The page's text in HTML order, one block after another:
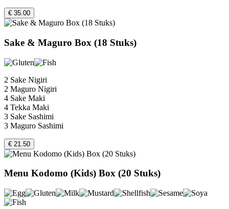
€ 35.00
Sake & Maguro Box (18 Stuks)
2 Sake Nigiri
2 Maguro Nigiri
4 Sake Maki
4 Tekka Maki
3 Sake Sashimi
3 Maguro Sashimi
€ 21.50
Menu Kodomo (Kids) Box (20 Stuks)